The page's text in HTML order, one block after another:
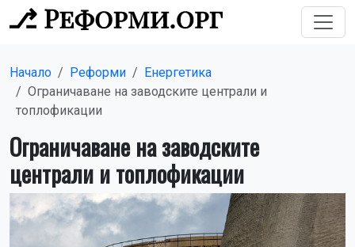
Начало Реформи
Енергетика
Ограничаване на заводските централи и
топлофикации
Ограничаване на заводските
централи и топлофикации